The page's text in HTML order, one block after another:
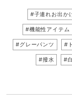
#子連れお出か
#機能性アイテム
#グレーパンツ #
#撥水 #